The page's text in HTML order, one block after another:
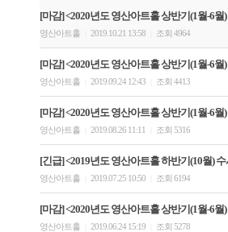
[마감] <2020년도 영산아트홀 상반기(1월-6월
영산아트홀 2019.10.21 13:58 조회 4964
[마감] <2020년도 영산아트홀 상반기(1월-6월
영산아트홀 2019.09.24 12:43 조회 4413
[마감] <2020년도 영산아트홀 상반기(1월-6월
영산아트홀 2019.08.26 11:11 조회 5316
[긴급] <2019년도 영산아트홀 하반기(10월)
영산아트홀 2019.07.25 10:50 조회 6194
[마감] <2020년도 영산아트홀 상반기(1월-6월
영산아트홀 2019.06.24 15:19 조회 5278